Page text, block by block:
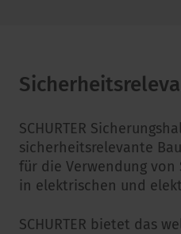
SCHURTER
sicherheitsrelevante
für die Verwendung von
in elektrischen und
SCHURTER bietet das